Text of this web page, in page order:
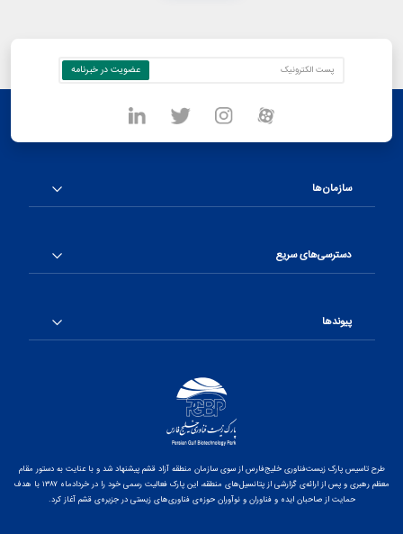
سازمان‌ها
دسترسی‌های سریع
پیوندها
طرح تاسیس پارک زیست‌فناوری خلیج‌فارس از سوی سازمان منطقه آزاد قشم پیشنهاد شد و با عنایت به دستور مقام
معظم رهبری و پس از ارائه‌ی گزارشی از پتانسیل‌های منطقه، این پارک فعالیت رسمی خود را در خردادماه ۱۳۸۷ با هدف
حمایت از صاحبان ایده و فناوران و نوآوران حوزه‌ی فناوری‌های زیستی در جزیره‌ی قشم آغاز کرد.